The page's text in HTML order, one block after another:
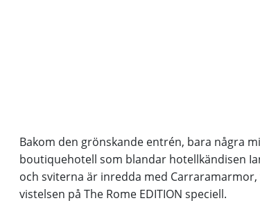
Bakom den grönskande entrén, bara några
boutiquehotell som blandar hotellkändisen
och sviterna är inredda med
vistelsen på The Rome EDITION speciell.